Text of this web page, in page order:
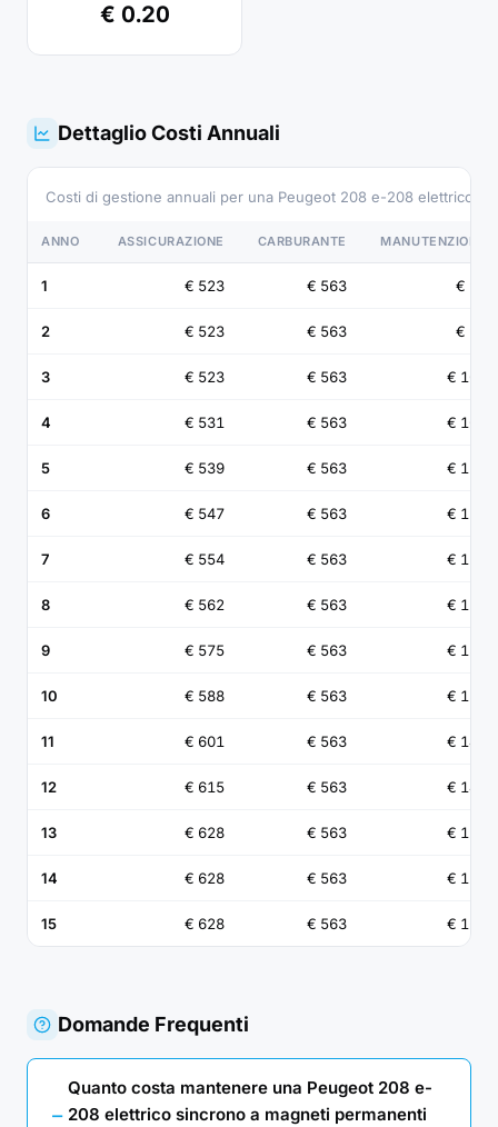
€ 0.20
Dettaglio Costi Annuali
Costi di gestione annuali per una Peugeot 208 e-208 elettrico
ANNO ASSICURAZIONE CARBURANTE MANUTENZIONE
1 € 523 € 563 € 90
2 € 523 € 563 € 95
3 € 523 € 563 € 100
4 € 531 € 563 € 105
5 € 539 € 563 € 111
6 € 547 € 563 € 116
7 € 554 € 563 € 121
8 € 562 € 563 € 126
9 € 575 € 563 € 131
10 € 588 € 563 € 136
11 € 601 € 563 € 141
12 € 615 € 563 € 146
13 € 628 € 563 € 151
14 € 628 € 563 € 156
15 € 628 € 563 € 162
Domande Frequenti
Quanto costa mantenere una Peugeot 208 e-
208 elettrico sincrono a magneti permanenti